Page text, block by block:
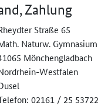
Zahlung
Straße 65
Naturw. Gymnasium
Mönchengladbach
Westfalen
02161 / 25 53722